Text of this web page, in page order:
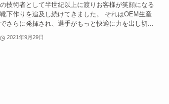
の技術者として半世紀以上に渡りお客様が笑顔になる
靴下作りを追及し続けてきました。 それはOEM生産
でさらに発揮され、選手がもっと快適に力を出し切...
2021年9月29日